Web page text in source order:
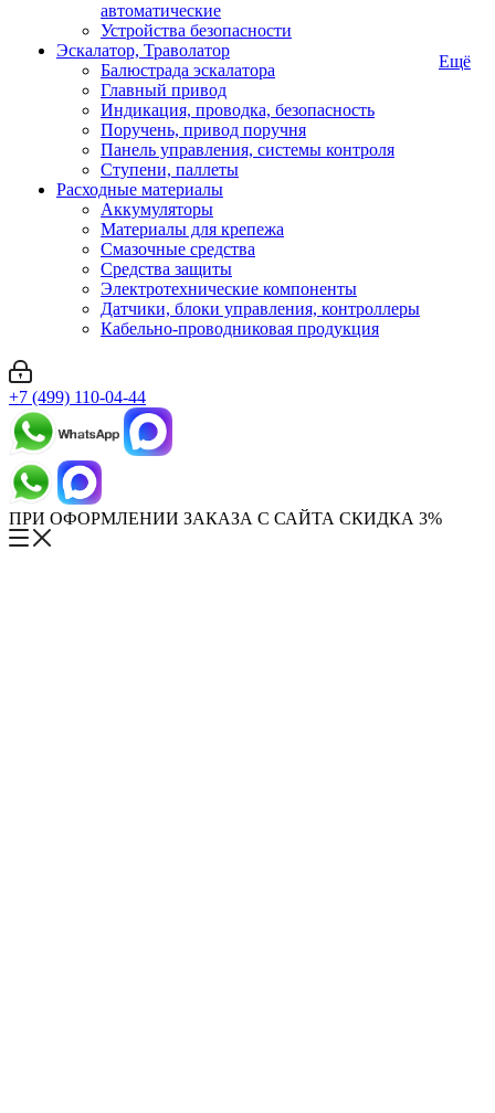
автоматические
Устройства безопасности
Эскалатор, Траволатор
Балюстрада эскалатора
Главный привод
Индикация, проводка, безопасность
Поручень, привод поручня
Панель управления, системы контроля
Ступени, паллеты
Расходные материалы
Аккумуляторы
Материалы для крепежа
Смазочные средства
Средства защиты
Электротехнические компоненты
Датчики, блоки управления, контроллеры
Кабельно-проводниковая продукция
Ещё
+7 (499) 110-04-44
ПРИ ОФОРМЛЕНИИ ЗАКАЗА С САЙТА СКИДКА 3%